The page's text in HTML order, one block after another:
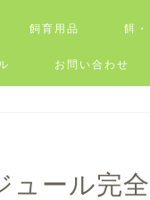
飼育用品 餌・
お問い合わせ
ール完